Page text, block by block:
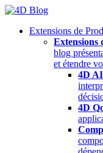
Skip
contentExtensions de
Extensions
blog
et étendre
4D
4D